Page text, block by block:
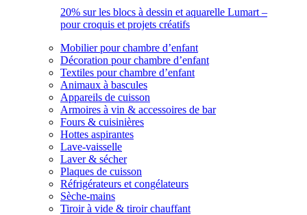
20% sur les blocs à dessin et aquarelle Lumart –
pour croquis et projets créatifs
Mobilier pour chambre d’enfant
Décoration pour chambre d’enfant
Textiles pour chambre d’enfant
Animaux à bascules
Appareils de cuisson
Armoires à vin & accessoires de bar
Fours & cuisinières
Hottes aspirantes
Lave-vaisselle
Laver & sécher
Plaques de cuisson
Réfrigérateurs et congélateurs
Sèche-mains
Tiroir à vide & tiroir chauffant